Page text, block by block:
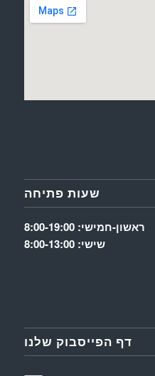
שעות פתיחה
ראשון-חמישי: 8:00-19:00
שישי: 8:00-13:00
דף הפייסבוק שלנו